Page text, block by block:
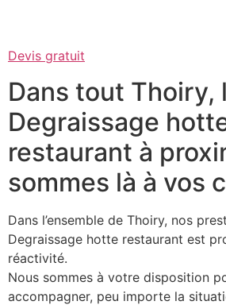
Devis gratuit
Dans tout Thoiry,
Degraissage
restaurant à
sommes là à vos
Dans l’ensemble de Thoiry, nos
Degraissage hotte restaurant est
réactivité.
Nous sommes à votre disposition
accompagner, peu importe la